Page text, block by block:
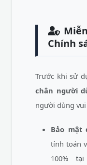
Chính
Trước khi sử
chân người
người dùng
Bảo mật
tính toán
100%